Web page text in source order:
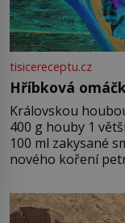
tisicereceptu.cz
Hříbková
Královskou houbou
400 g houby 1
100 ml zakysané
nového koření